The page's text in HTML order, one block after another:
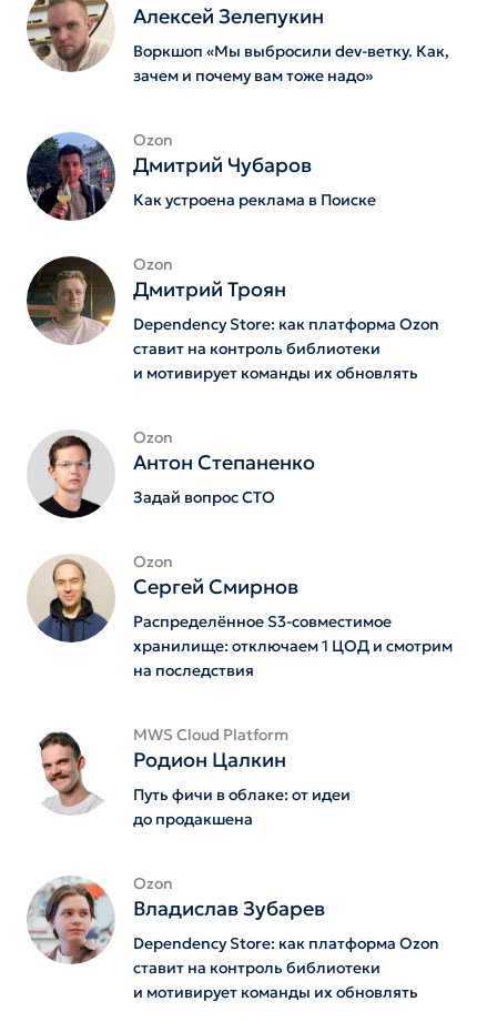
Алексей Зелепукин
Воркшоп «Мы выбросили dev-ветку. Как,
зачем и почему вам тоже надо»
Ozon
Дмитрий Чубаров
Как устроена реклама в Поиске
Ozon
Дмитрий Троян
Dependency Store: как платформа Ozon
ставит на контроль библиотеки
и мотивирует команды их обновлять
Ozon
Антон Степаненко
Задай вопрос СТО
Ozon
Сергей Смирнов
Распределённое S3-совместимое
хранилище: отключаем 1 ЦОД и смотрим
на последствия
MWS Cloud Platform
Родион Цалкин
Путь фичи в облаке: от идеи
до продакшена
Ozon
Владислав Зубарев
Dependency Store: как платформа Ozon
ставит на контроль библиотеки
и мотивирует команды их обновлять